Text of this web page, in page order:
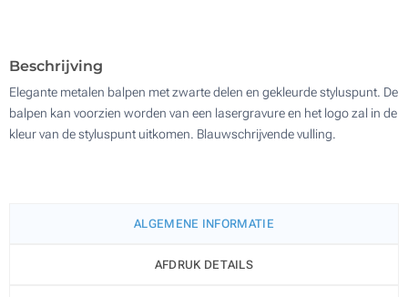
Beschrijving
Elegante metalen balpen met zwarte delen en gekleurde styluspunt. De
balpen kan voorzien worden van een lasergravure en het logo zal in de
kleur van de styluspunt uitkomen. Blauwschrijvende vulling.
ALGEMENE INFORMATIE
AFDRUK DETAILS